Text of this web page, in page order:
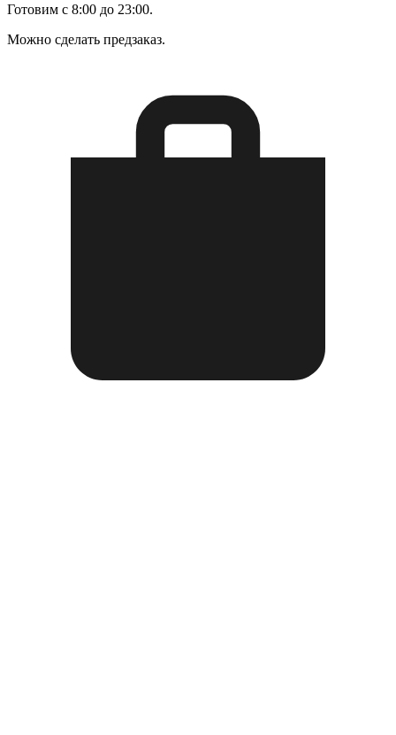
Готовим с 8:00 до 23:00.
Можно сделать предзаказ.